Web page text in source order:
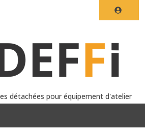
détachées pour équipement d'atelier